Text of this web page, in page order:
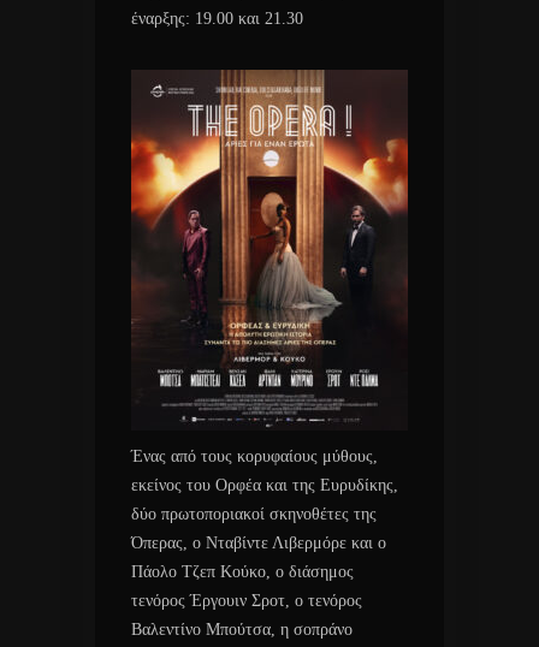
έναρξης: 19.00 και 21.30
Ένας από τους κορυφαίους μύθους,
εκείνος του Ορφέα και της Ευρυδίκης,
δύο πρωτοποριακοί σκηνοθέτες της
Όπερας, ο Νταβίντε Λιβερμόρε και ο
Πάολο Τζεπ Κούκο, ο διάσημος
τενόρος Έργουιν Σροτ, ο τενόρος
Βαλεντίνο Μπούτσα, η σοπράνο